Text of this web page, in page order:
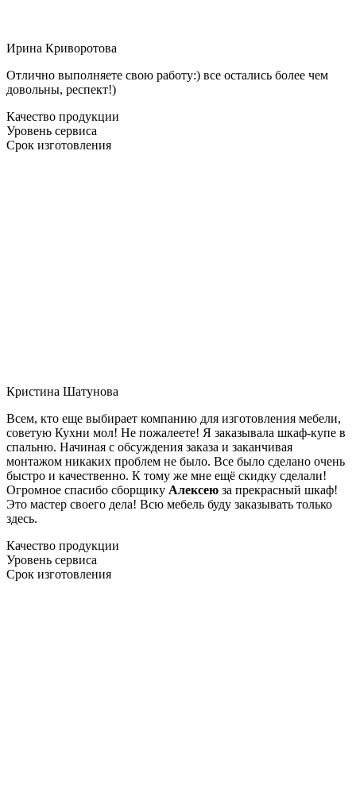
Ирина Криворотова
Отлично выполняете свою работу:) все остались более чем
довольны, респект!)
Качество продукции
Уровень сервиса
Срок изготовления
Кристина Шатунова
Всем, кто еще выбирает компанию для изготовления мебели,
советую Кухни мол! Не пожалеете! Я заказывала шкаф-купе в
спальню. Начиная с обсуждения заказа и заканчивая
монтажом никаких проблем не было. Все было сделано очень
быстро и качественно. К тому же мне ещё скидку сделали!
Огромное спасибо сборщику Алексею за прекрасный шкаф!
Это мастер своего дела! Всю мебель буду заказывать только
здесь.
Качество продукции
Уровень сервиса
Срок изготовления